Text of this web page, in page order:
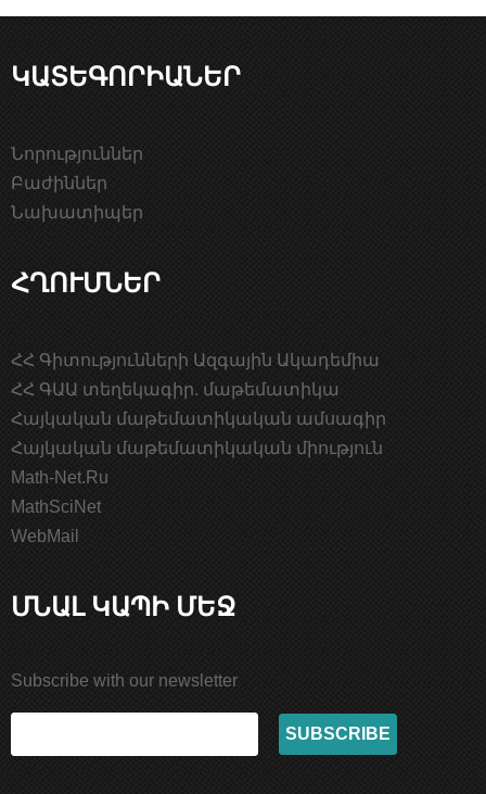
ԿԱՏԵԳՈՐԻԱՆԵՐ
Նորություններ
Բաժիններ
Նախատիպեր
ՀՂՈՒՄՆԵՐ
ՀՀ Գիտությունների Ազգային Ակադեմիա
ՀՀ ԳԱԱ տեղեկագիր. մաթեմատիկա
Հայկական մաթեմատիկական ամսագիր
Հայկական մաթեմատիկական միություն
Math-Net.Ru
MathSciNet
WebMail
ՄՆԱԼ ԿԱՊԻ ՄԵՋ
Subscribe with our newsletter